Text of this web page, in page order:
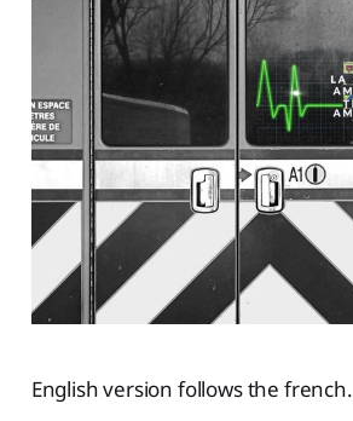
English version follows the french.